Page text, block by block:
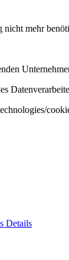
nicht mehr
Details